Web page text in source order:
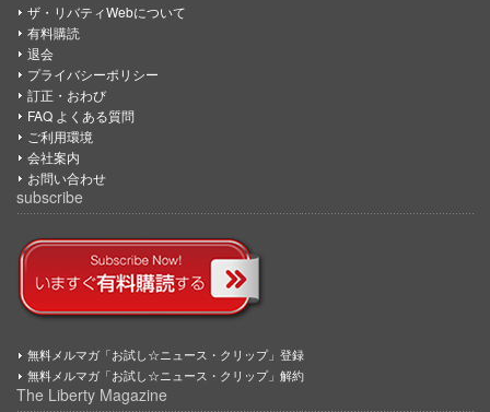
ザ・リバティWebについて
有料購読
退会
プライバシーポリシー
訂正・おわび
FAQ よくある質問
ご利用環境
会社案内
お問い合わせ
subscribe
無料メルマガ「お試し☆ニュース・クリップ」登録
無料メルマガ「お試し☆ニュース・クリップ」解約
The Liberty Magazine